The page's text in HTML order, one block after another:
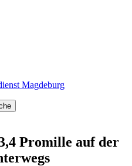
Magdeburg
Promille auf der